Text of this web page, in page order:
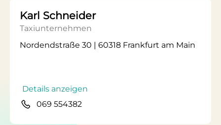
Karl Schneider
Taxiunternehmen
Nordendstraße 30 | 60318 Frankfurt am Main
Details anzeigen
069 554382